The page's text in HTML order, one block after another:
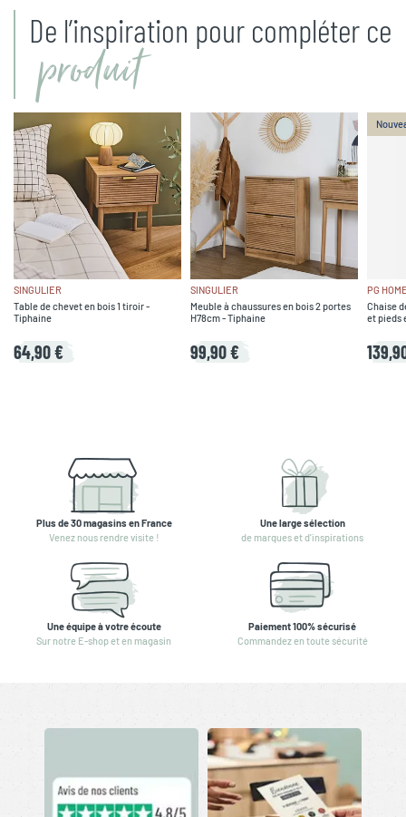
De l’inspiration pour compléter ce
produit
SINGULIER
Table de chevet en bois 1 tiroir -
Tiphaine
64,90 €
SINGULIER
Meuble à chaussures en bois 2 portes
H78cm - Tiphaine
99,90 €
PG
Chaise
et pieds
Plus de 30 magasins en France
Venez nous rendre visite !
Une large sélection
de marques et d'inspirations
Une équipe à votre écoute
Sur notre E-shop et en magasin
Paiement 100% sécurisé
Commandez en toute sécurité